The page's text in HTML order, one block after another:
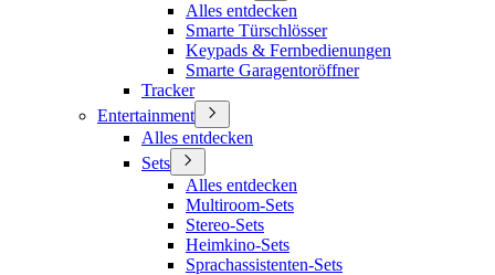
Alles entdecken
Smarte Türschlösser
Keypads & Fernbedienungen
Smarte Garagentoröffner
Tracker
Entertainment
Alles entdecken
Sets
Alles entdecken
Multiroom-Sets
Stereo-Sets
Heimkino-Sets
Sprachassistenten-Sets